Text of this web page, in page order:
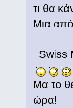
τι θα
Μια από
Swiss
Μα το
ώρα!